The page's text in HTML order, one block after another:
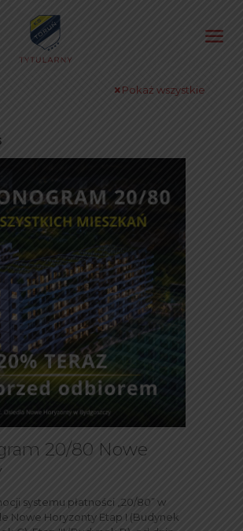
Pokaż wszystkie
20/80 Nowe
systemu płatności „20/80” w
Nowe Horyzonty Etap I (Budynek